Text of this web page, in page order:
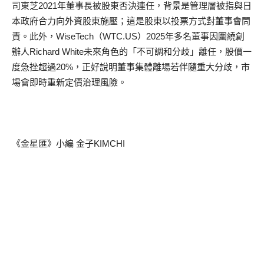
司東芝2021年董事長被股東否決連任，背景是管理層被指與日
本政府合力向外資股東施壓；這是股東以投票方式對董事會問
責。此外，WiseTech（WTC.US）2025年多名董事因圍繞創
辦人Richard White未來角色的「不可調和分歧」離任，股價一
度急挫超過20%，正好說明董事集體離場若伴隨重大分歧，市
場會即時重新定價治理風險。
《金星匯》小編 金子KIMCHI